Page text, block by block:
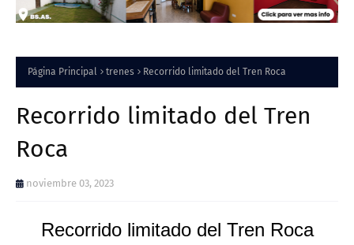
Página Principal trenes Recorrido limitado del Tren Roca
Recorrido limitado del Tren
Roca
noviembre 03, 2023
Recorrido limitado del Tren Roca